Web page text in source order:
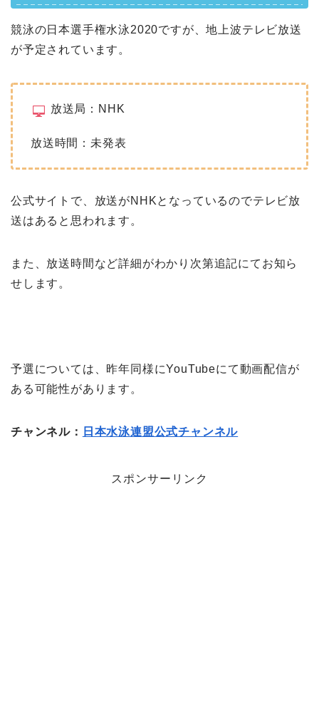
競泳の日本選手権水泳2020ですが、地上波テレビ放送
が予定されています。
放送局：NHK
放送時間：未発表
公式サイトで、放送がNHKとなっているのでテレビ放
送はあると思われます。
また、放送時間など詳細がわかり次第追記にてお知ら
せします。
予選については、昨年同様にYouTubeにて動画配信が
ある可能性があります。
チャンネル： 日本水泳連盟公式チャンネル
スポンサーリンク